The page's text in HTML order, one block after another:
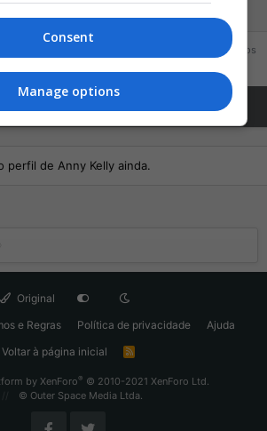
Pontos
Sobre Mim
perfil de Anny Kelly ainda.
Original
e Regras Política de privacidade
Ajuda
Voltar à página inicial
R
by XenForo® © 2010-2021 XenForo Ltd.
© Outer Space Media Ltda.
Consent
Manage options